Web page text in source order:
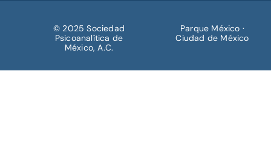
© 2025 Sociedad
Psicoanalítica de
México, A.C.
Parque México ·
Ciudad de México